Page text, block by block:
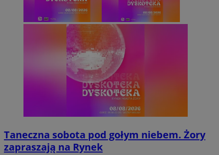
Taneczna sobota pod gołym niebem. Żory
zapraszają na Rynek